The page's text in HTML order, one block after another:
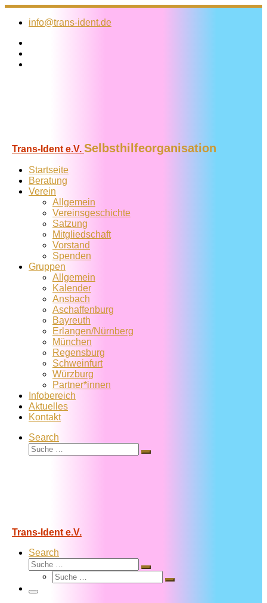
Zum
Inhalt
info@trans-ident.de
Trans-Ident e.V. Selbsthilfeorganisation
Startseite
Beratung
Verein
Allgemein
Vereins­geschichte
Satzung
Mitglied­schaft
Vorstand
Spenden
Gruppen
Allgemein
Kalender
Ansbach
Aschaffenburg
Bayreuth
Erlangen/Nürnberg
München
Regensburg
Schweinfurt
Würzburg
Partner*innen
Infobereich
Aktuelles
Kontakt
Search
Suche
Suche
Trans-Ident e.V.
Search
Suche
Suche
Suche
Suche
Menü